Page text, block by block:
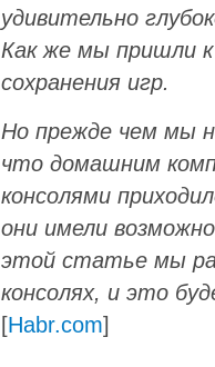
удивительно
Как же мы пришли
сохранения игр.
Но прежде чем мы
что домашним
консолями
они имели
этой статье мы
консолях, и это
[Habr.com]